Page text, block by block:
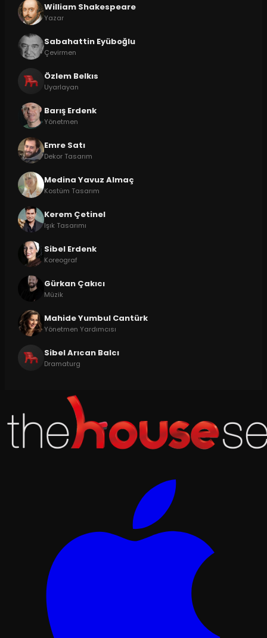
William Shakespeare
Yazar
Sabahattin Eyüboğlu
Çevirmen
Özlem Belkıs
Uyarlayan
Barış Erdenk
Yönetmen
Emre Satı
Dekor Tasarım
Medina Yavuz Almaç
Kostüm Tasarım
Kerem Çetinel
Işık Tasarımı
Sibel Erdenk
Koreograf
Gürkan Çakıcı
Müzik
Mahide Yumbul Cantürk
Yönetmen Yardımcısı
Sibel Arıcan Balcı
Dramaturg